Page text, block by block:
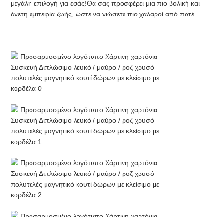
μεγάλη επιλογή για εσάς!Θα σας προσφέρει μια πιο βολική και
άνετη εμπειρία ζωής, ώστε να νιώσετε πιο χαλαροί από ποτέ.